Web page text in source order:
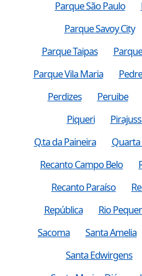
Parque São Paulo
Parque Savoy City
Parque Taipas
Parque Vila Maria
Perdizes
Peruibe
Piqueri
Q.ta da Paineira
Quarta
Recanto Campo Belo
Recanto Paraíso
República
Rio
Sacoma
Santa Amelia
Santa Edwirgens